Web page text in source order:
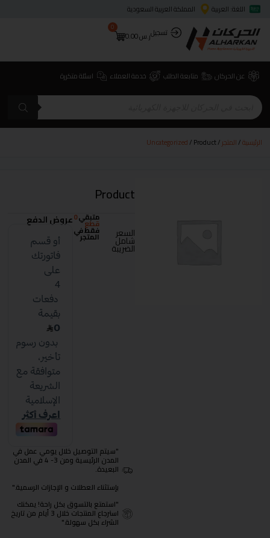
اللغة: العربية
المملكة العربية السعودية
تسجيلر.س0.00
0
عن الحركان متابعة الطلب خدمة العملاء اسئلة متكررة
الرئيسية/المتجر/
Uncategorized/ Product
Product
السعر
شامل
الضريبة
متبقي0
قطع
فقط في
المتجر
عروض الدفع
"سيتم التوصيل خلال يومي عمل في
المدن الرئيسية ومن 3- 4 في المدن
البعيدة.
بإستثناء العطلات و الإجازات الرسمية."
"استمتع بالتسوق بكل راحة! يمكنك
استرجاع المنتجات خلال 3 أيام من تاريخ
الشراء بكل سهولة."